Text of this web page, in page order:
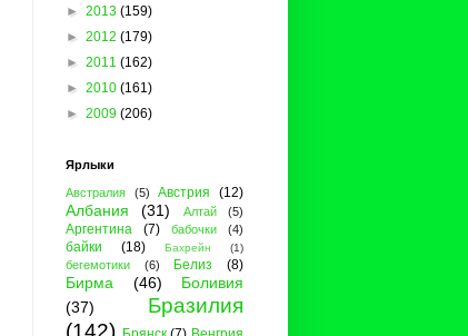
► 2013 (159)
► 2012 (179)
► 2011 (162)
► 2010 (161)
► 2009 (206)
Ярлыки
Австралия (5) Австрия (12)
Албания (31) Алтай (5)
Аргентина (7) бабочки (4)
байки (18) Бахрейн (1)
бегемотики (6) Белиз (8)
Бирма (46)
Боливия
(37)
Бразилия
(142)